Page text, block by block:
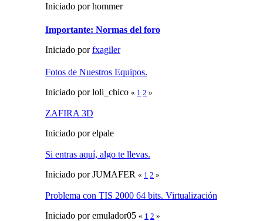
Iniciado por hommer
Importante: Normas del foro
Iniciado porfxagiler
Fotos de Nuestros Equipos.
Iniciado por loli_chico « 1 2 »
ZAFIRA 3D
Iniciado por elpale
Si entras aquí, algo te llevas.
Iniciado por JUMAFER « 1 2 »
Problema con TIS 2000 64 bits. Virtualización
Iniciado por emulador05 « 1 2 »